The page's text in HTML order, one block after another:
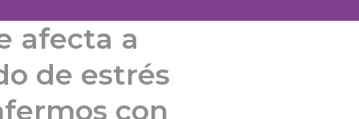
afecta a
de estrés
con